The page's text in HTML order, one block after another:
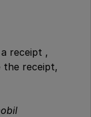
receipt ,
the receipt,